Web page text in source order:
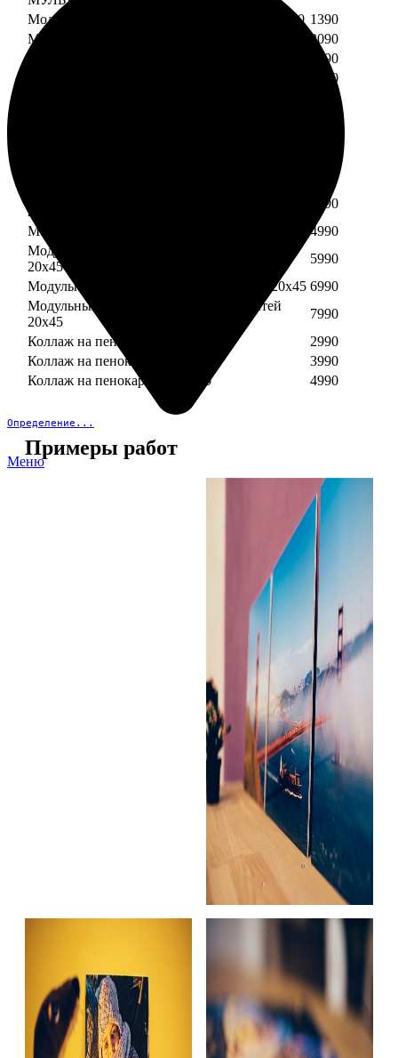
Определение...
Меню
Модульный пенокартон из двух частей 20х20 1390
Модульный пенокартон из трех частей 20х20
2090
1590
2390
2990
20х45
3990
Модульный пенокартон из пяти частей 20х45
4990
Модульный пенокартон из шести частей
20х45
5990
Модульный пенокартон из семи частей 20х45 6990
Модульный пенокартон из восьми частей
20х45
7990
Коллаж на пенокартоне 30х30
2990
Коллаж на пенокартоне 30х60
3990
Коллаж на пенокартоне 30х90
4990
Примеры работ